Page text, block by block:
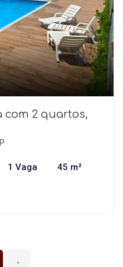
com 2 quartos,
1 Vaga 45 m²
›